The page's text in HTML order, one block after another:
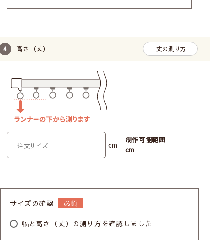
高さ（丈） 丈の測り方
cm
制作可能範囲
cm
サイズの確認
幅と高さ（丈）の測り方を確認しました